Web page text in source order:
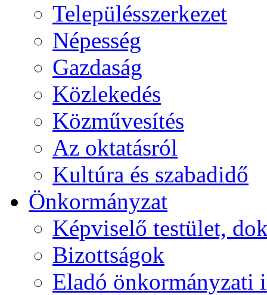
Településszerkezet
Népesség
Gazdaság
Közlekedés
Közművesítés
Az oktatásról
Kultúra és szabadidő
Önkormányzat
Képviselő testület,
Bizottságok
Eladó önkormányzati